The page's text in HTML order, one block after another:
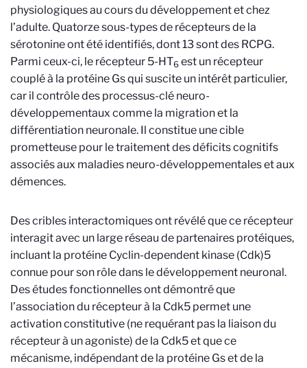
physiologiques au cours du développement et chez
l’adulte. Quatorze sous-types de récepteurs de la
sérotonine ont été identifiés, dont 13 sont des RCPG.
Parmi ceux-ci, le récepteur 5-HT6 est un récepteur
couplé à la protéine Gs qui suscite un intérêt particulier,
car il contrôle des processus-clé neuro-
développementaux comme la migration et la
différentiation neuronale. Il constitue une cible
prometteuse pour le traitement des déficits cognitifs
associés aux maladies neuro-développementales et aux
démences.
Des cribles interactomiques ont révélé que ce récepteur
interagit avec un large réseau de partenaires protéiques,
incluant la protéine Cyclin-dependent kinase (Cdk)5
connue pour son rôle dans le développement neuronal.
Des études fonctionnelles ont démontré que
l’association du récepteur à la Cdk5 permet une
activation constitutive (ne requérant pas la liaison du
récepteur à un agoniste) de la Cdk5 et que ce
mécanisme, indépendant de la protéine Gs et de la